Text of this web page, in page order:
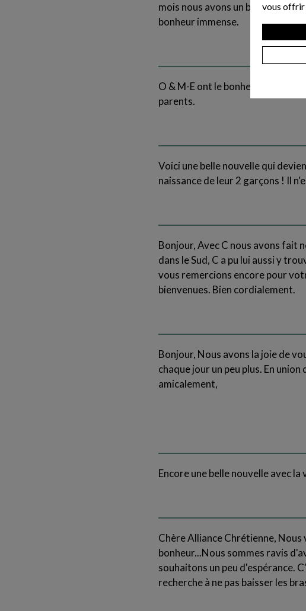
mois nous avons un bel enfant A
bonheur immense.
O & M-E ont le bonheur de nous
parents.
Voici une belle nouvelle qui
naissance de leur 2 garçons ! Il
Bonjour, Avec C nous avons fait
dans le Sud, C a pu lui aussi y
vous remercions encore pour
bienvenues. Bien cordialement.
Bonjour, Nous avons la joie de
chaque jour un peu plus. En
amicalement,
Encore une belle nouvelle avec la
Chère Alliance Chrétienne,
bonheur...Nous sommes ravis
souhaitons un peu d'espérance.
recherche à ne pas baisser les
vous offrir